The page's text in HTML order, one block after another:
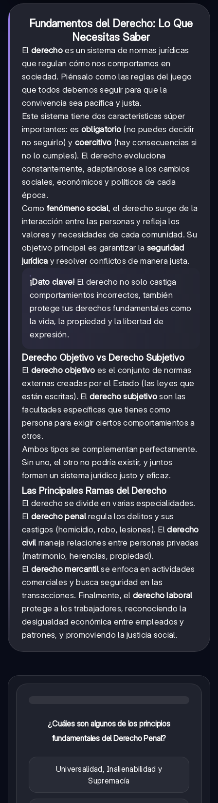
Fundamentos del Derecho: Lo Que
Necesitas Saber
El derecho es un sistema de normas jurídicas
que regulan cómo nos comportamos en
sociedad. Piénsalo como las reglas del juego
que todos debemos seguir para que la
convivencia sea pacífica y justa.
Este sistema tiene dos características súper
importantes: es obligatorio (no puedes decidir
no seguirlo) y coercitivo (hay consecuencias si
no lo cumples). El derecho evoluciona
constantemente, adaptándose a los cambios
sociales, económicos y políticos de cada
época.
Como fenómeno social, el derecho surge de la
interacción entre las personas y refleja los
valores y necesidades de cada comunidad. Su
objetivo principal es garantizar la seguridad
jurídica y resolver conflictos de manera justa.
¡Dato clave! El derecho no solo castiga
comportamientos incorrectos, también
protege tus derechos fundamentales como
la vida, la propiedad y la libertad de
expresión.
Derecho Objetivo vs Derecho Subjetivo
El derecho objetivo es el conjunto de normas
externas creadas por el Estado (las leyes que
están escritas). Elderecho subjetivo son las
facultades específicas que tienes como
persona para exigir ciertos comportamientos a
otros.
Ambos tipos se complementan perfectamente.
Sin uno, el otro no podría existir, y juntos
forman un sistema jurídico justo y eficaz.
Las Principales Ramas del Derecho
El derecho se divide en varias especialidades.
El derecho penalregula los delitos y sus
castigos (homicidio, robo, lesiones). Elderecho
civil maneja relaciones entre personas privadas
(matrimonio, herencias, propiedad).
El derecho mercantil se enfoca en actividades
comerciales y busca seguridad en las
transacciones. Finalmente, elderecho laboral
protege a los trabajadores, reconociendo la
desigualdad económica entre empleados y
patrones, y promoviendo la justicia social.
¿Cuáles son algunos de los principios
fundamentales del Derecho Penal?
Universalidad, Inalienabilidad y
Supremacía